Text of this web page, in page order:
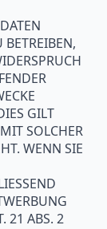
GILT
SOLCHER
WENN SIE
21 ABS. 2